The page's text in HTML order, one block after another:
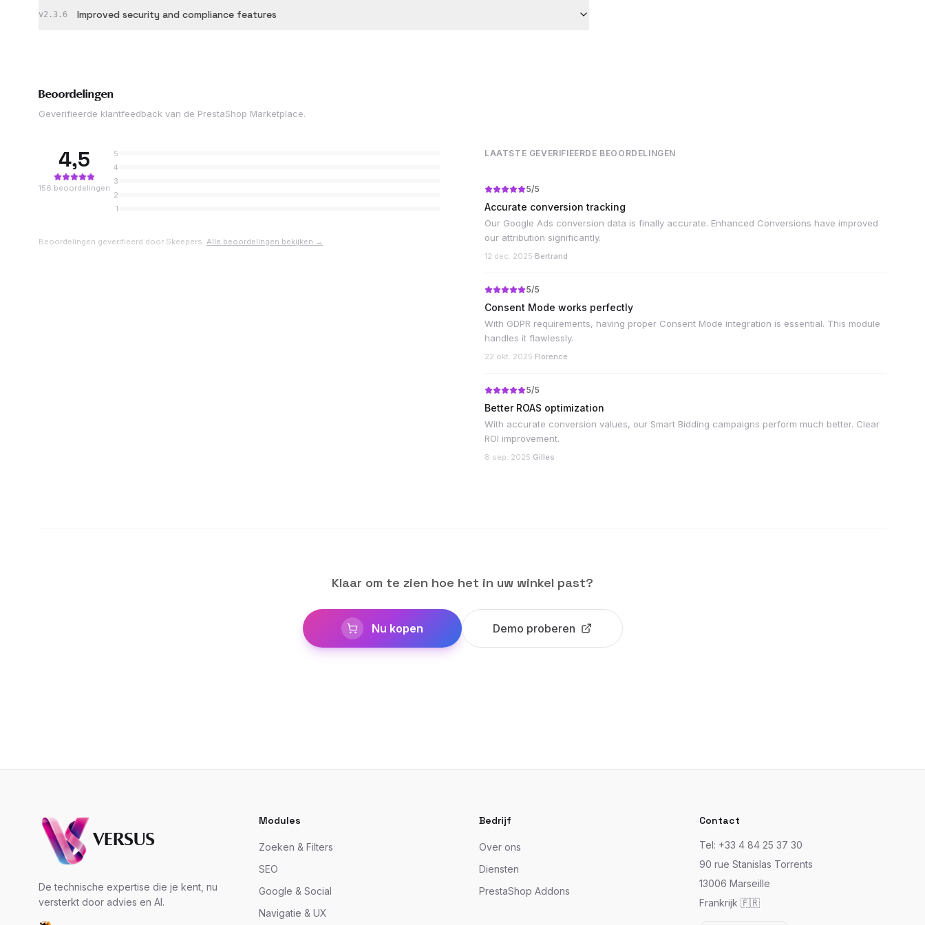
v2.3.6 Improved security and compliance features
Beoordelingen
Geverifieerde klantfeedback van de PrestaShop Marketplace.
4,5
156 beoordelingen
5
4
3
2
1
Beoordelingen geverifieerd door Skeepers. Alle beoordelingen bekijken →
LAATSTE GEVERIFIEERDE BEOORDELINGEN
5/5
Accurate conversion tracking
Our Google Ads conversion data is finally accurate. Enhanced Conversions have improved
our attribution significantly.
12 dec. 2025·Bertrand
5/5
Consent Mode works perfectly
With GDPR requirements, having proper Consent Mode integration is essential. This module
handles it flawlessly.
22 okt. 2025·Florence
5/5
Better ROAS optimization
With accurate conversion values, our Smart Bidding campaigns perform much better. Clear
ROI improvement.
8 sep. 2025·Gilles
Klaar om te zien hoe het in uw winkel past?
Nu kopen Demo proberen
VERSUS
De technische expertise die je kent, nu
versterkt door advies en AI.
Modules
Zoeken & Filters
SEO
Google & Social
Navigatie & UX
Bedrijf
Over ons
Diensten
PrestaShop Addons
Contact
Tel: +33 4 84 25 37 30
90 rue Stanislas Torrents
13006 Marseille
Frankrijk 🇫🇷